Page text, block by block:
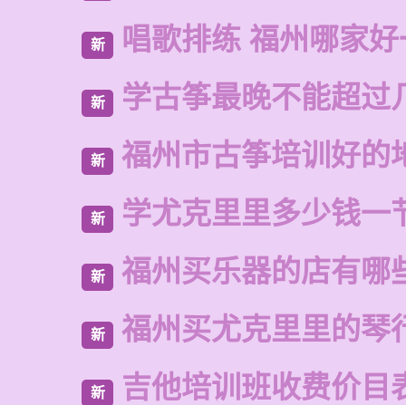
新 唱歌排练 福州哪家
新 学古筝最晚不能超过
新 福州市古筝培训好的
新 学尤克里里多少钱一
新 福州买乐器的店有哪
新 福州买尤克里里的琴
新 吉他培训班收费价目